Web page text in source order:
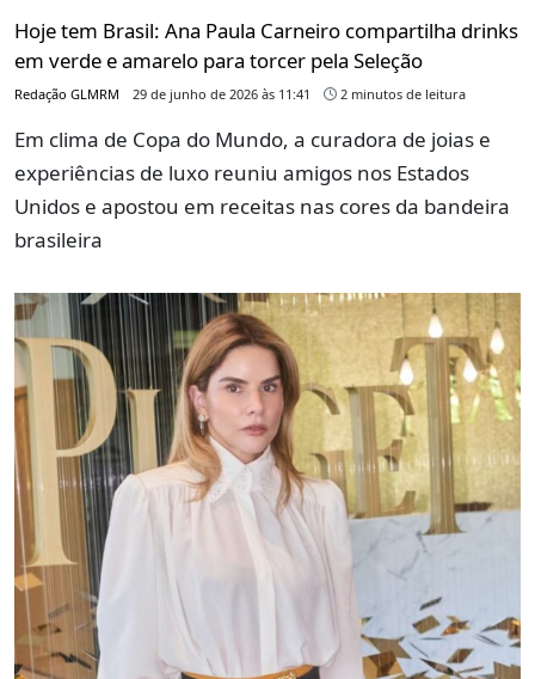
Hoje tem Brasil: Ana Paula Carneiro compartilha drinks
em verde e amarelo para torcer pela Seleção
Redação GLMRM 29 de junho de 2026 às 11:41 2 minutos de leitura
Em clima de Copa do Mundo, a curadora de joias e
experiências de luxo reuniu amigos nos Estados
Unidos e apostou em receitas nas cores da bandeira
brasileira